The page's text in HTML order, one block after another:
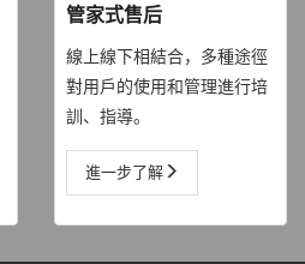
管家式售后
線上線下相結合，多種途徑
對用戶的使用和管理進行培
訓、指導。
進一步了解